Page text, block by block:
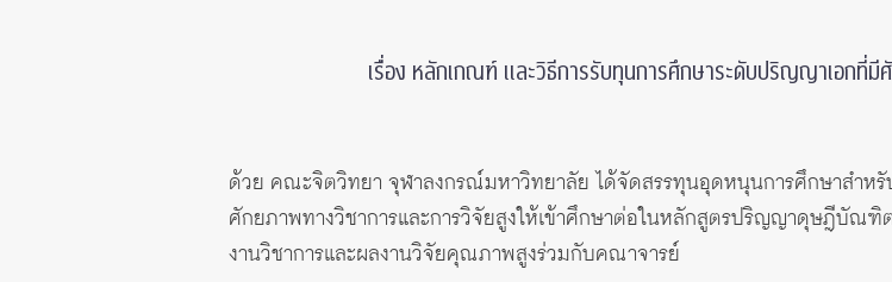
เรื่อง หลักเกณฑ์ และวิธีการรับทุนการศึกษาระดับปริญญาเอกที่
ด้วย คณะจิตวิทยา จุฬาลงกรณ์มหาวิทยาลัย ได้จัดสรรทุนอุดหนุนการศึกษาส
ศักยภาพทางวิชาการและการวิจัยสูงให้เข้าศึกษาต่อในหลักสูตรปริญญาดุษฎีบั
งานวิชาการและผลงานวิจัยคุณภาพสูงร่วมกับคณาจารย์